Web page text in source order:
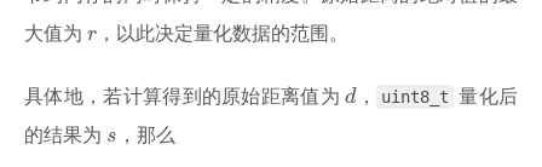
大值为 r
r ，以此决定量化数据的范围。
具体地，若计算得到的原始距离值为dd ， uint8_t 量化后
的结果为 s
s ，那么